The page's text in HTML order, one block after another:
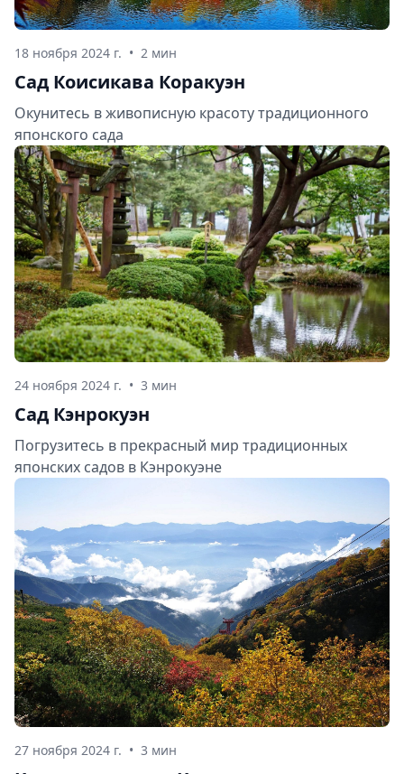
18 ноября 2024 г. • 2 мин
Сад Коисикава Коракуэн
Окунитесь в живописную красоту традиционного
японского сада
24 ноября 2024 г. • 3 мин
Сад Кэнрокуэн
Погрузитесь в прекрасный мир традиционных
японских садов в Кэнрокуэне
27 ноября 2024 г. • 3 мин